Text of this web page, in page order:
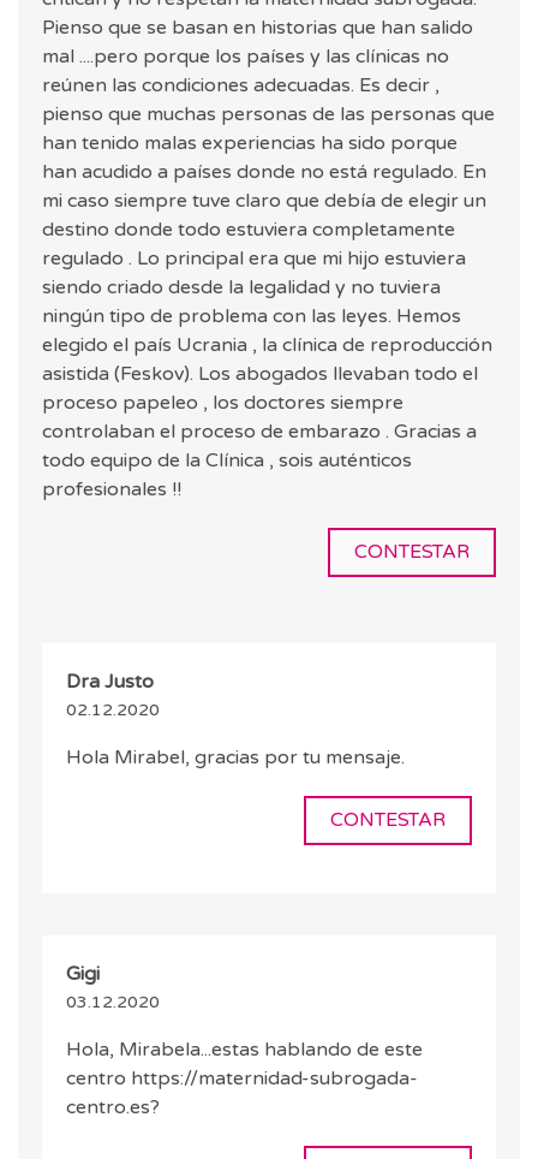
Pienso que se basan en historias que han salido
mal ....pero porque los países y las clínicas no
reúnen las condiciones adecuadas. Es decir ,
pienso que muchas personas de las personas que
han tenido malas experiencias ha sido porque
han acudido a países donde no está regulado. En
mi caso siempre tuve claro que debía de elegir un
destino donde todo estuviera completamente
regulado . Lo principal era que mi hijo estuviera
siendo criado desde la legalidad y no tuviera
ningún tipo de problema con las leyes. Hemos
elegido el país Ucrania , la clínica de reproducción
asistida (Feskov). Los abogados llevaban todo el
proceso papeleo , los doctores siempre
controlaban el proceso de embarazo . Gracias a
todo equipo de la Clínica , sois auténticos
profesionales !!
CONTESTAR
Dra Justo
02.12.2020
Hola Mirabel, gracias por tu mensaje.
CONTESTAR
Gigi
03.12.2020
Hola, Mirabela...estas hablando de este
centro https://maternidad-subrogada-
centro.es?